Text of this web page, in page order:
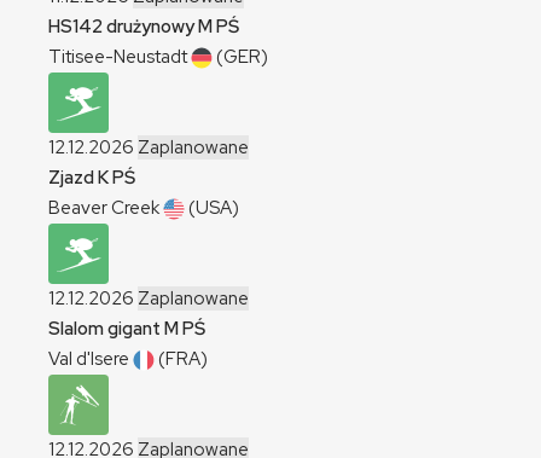
HS142 drużynowyMPŚ
Titisee-Neustadt
(GER)
12.12.2026 Zaplanowane
ZjazdKPŚ
Beaver Creek
(USA)
12.12.2026 Zaplanowane
Slalom gigant MPŚ
Val d'Isere
(FRA)
12.12.2026 Zaplanowane